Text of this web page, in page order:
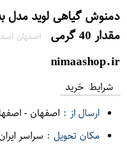
دمنوش گیاهی لوید مدل
مقدار 40 گرمی‌
اصفهان
nimaashop.ir
شرایط خرید
ارسال از : اصفهان-
مکان تحویل : سراسر